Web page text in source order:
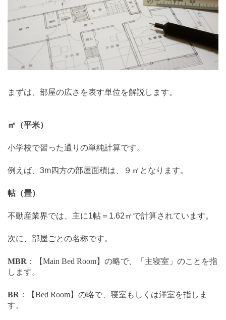
まずは、部屋の広さを表す単位を解説します。
㎡（平米）
小学校で習った通りの単純計算です。
例えば、 3m四方の部屋面積は、９㎡となります。
帖（畳）
不動産業界では、主に1帖＝ 1.62㎡で計算されています。
次に、部屋ごとの名称です。
MBR ： 【Main Bed Room】の略で、「主寝室」のことを指
します。
BR ：【Bed Room】の略で、寝室もしくは洋室を指しま
す。